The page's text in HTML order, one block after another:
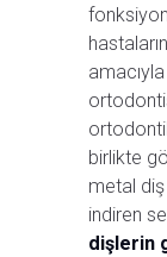
birlikte
metal diş
indiren
dişlerin